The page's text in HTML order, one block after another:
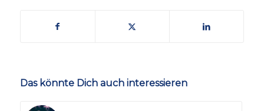
Das könnte Dich auch interessieren